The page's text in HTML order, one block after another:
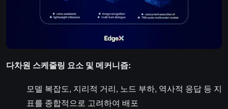
다차원 스케줄링 요소 및 메커니즘:
모델 복잡도, 지리적 거리, 노드 부하, 역사적 응답 등 지
표를 종합적으로 고려하여 배포